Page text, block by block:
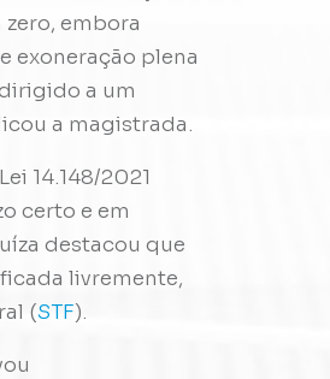
embora
exoneração plena
a um
a magistrada.
14.148/2021
certo e em
destacou que
livremente,
(STF).